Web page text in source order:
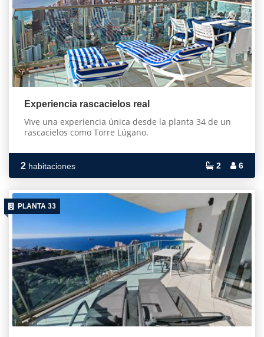
Experiencia rascacielos real
Vive una experiencia única desde la planta 34 de un
rascacielos como Torre Lúgano.
2 habitaciones 2 6
PLANTA 33